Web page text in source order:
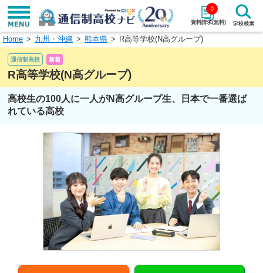
資料請求(無料)
0
学校名で探す
エリアから探す 特徴から探す
北海道・東北
北陸・甲信越
中国
九州・沖縄
Home 九州・沖縄 熊本県 R高等学校(N高グループ)
通信制高校 新着
R高等学校(N高グループ)
高校生の100人に一人がN高グループ生、日本で一番選ば
れている高校